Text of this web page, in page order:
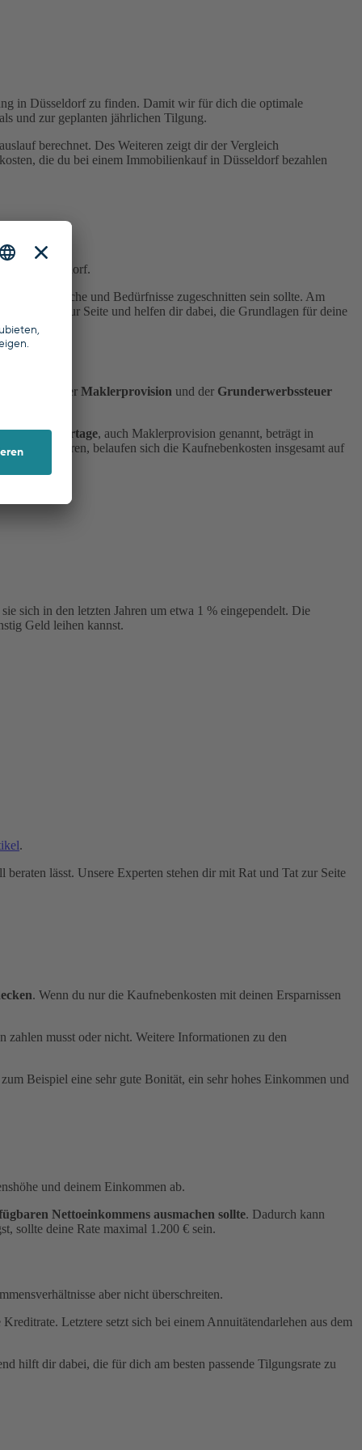
in Düsseldorf zu finden. Damit wir für dich die optimale
und zur geplanten jährlichen Tilgung.
berechnet. Des Weiteren zeigt dir der Vergleich
die du bei einem Immobilienkauf in Düsseldorf bezahlen
in Düsseldorf.
Wünsche und Bedürfnisse zugeschnitten sein sollte. Am
und Tat zur Seite und helfen dir dabei, die Grundlagen für deine
, der Maklerprovision und der Grunderwerbssteuer
Maklercourtage, auch Maklerprovision genannt, beträgt in
Bauherren, belaufen sich die Kaufnebenkosten insgesamt auf
sich in den letzten Jahren um etwa 1 % eingependelt. Die
Geld leihen kannst.
.
lässt. Unsere Experten stehen dir mit Rat und Tat zur Seite
. Wenn du nur die Kaufnebenkosten mit deinen Ersparnissen
musst oder nicht. Weitere Informationen zu den
Beispiel eine sehr gute Bonität, ein sehr hohes Einkommen und
und deinem Einkommen ab.
Nettoeinkommens ausmachen sollte. Dadurch kann
sollte deine Rate maximal 1.200 € sein.
aber nicht überschreiten.
Letztere setzt sich bei einem Annuitätendarlehen aus dem
hilft dir dabei, die für dich am besten passende Tilgungsrate zu